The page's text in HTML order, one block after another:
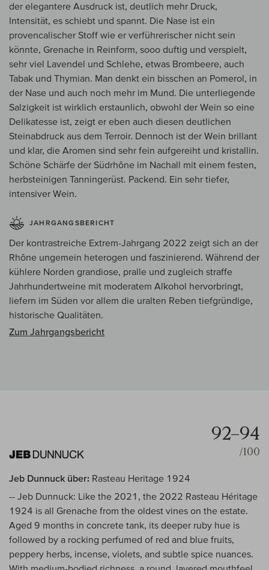
der elegantere Ausdruck ist, deutlich mehr Druck,
Intensität, es schiebt und spannt. Die Nase ist ein
provencalischer Stoff wie er verführerischer nicht sein
könnte, Grenache in Reinform, sooo duftig und verspielt,
sehr viel Lavendel und Schlehe, etwas Brombeere, auch
Tabak und Thymian. Man denkt ein bisschen an Pomerol, in
der Nase und auch noch mehr im Mund. Die unterliegende
Salzigkeit ist wirklich erstaunlich, obwohl der Wein so eine
Delikatesse ist, zeigt er eben auch diesen deutlichen
Steinabdruck aus dem Terroir. Dennoch ist der Wein brillant
und klar, die Aromen sind sehr fein aufgereiht und kristallin.
Schöne Schärfe der Südrhône im Nachall mit einem festen,
herbsteinigen Tanningerüst. Packend. Ein sehr tiefer,
intensiver Wein.
JAHRGANGSBERICHT
Der kontrastreiche Extrem-Jahrgang 2022 zeigt sich an der
Rhône ungemein heterogen und faszinierend. Während der
kühlere Norden grandiose, pralle und zugleich straffe
Jahrhundertweine mit moderatem Alkohol hervorbringt,
liefern im Süden vor allem die uralten Reben tiefgründige,
historische Qualitäten.
Zum Jahrgangsbericht
92–94
/100
Jeb Dunnuck über: Rasteau Heritage 1924
-- Jeb Dunnuck: Like the 2021, the 2022 Rasteau Héritage
1924 is all Grenache from the oldest vines on the estate.
Aged 9 months in concrete tank, its deeper ruby hue is
followed by a rocking perfumed of red and blue fruits,
peppery herbs, incense, violets, and subtle spice nuances.